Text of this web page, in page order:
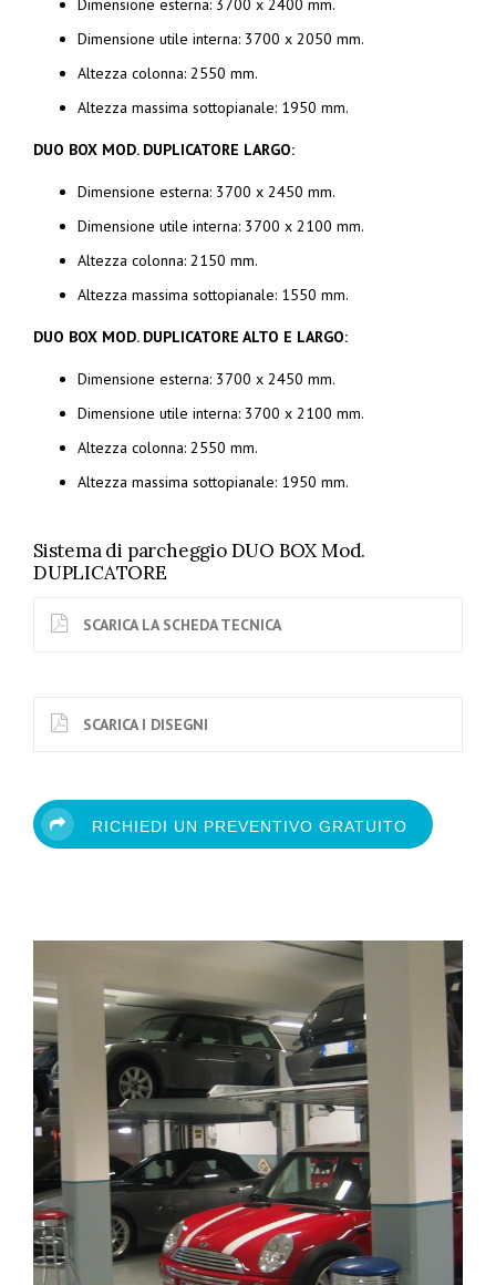
Dimensione esterna: 3700 x 2400 mm.
Dimensione utile interna: 3700 x 2050 mm.
Altezza colonna: 2550 mm.
Altezza massima sottopianale: 1950 mm.
DUO BOX MOD. DUPLICATORE LARGO:
Dimensione esterna: 3700 x 2450 mm.
Dimensione utile interna: 3700 x 2100 mm.
Altezza colonna: 2150 mm.
Altezza massima sottopianale: 1550 mm.
DUO BOX MOD. DUPLICATORE ALTO E LARGO:
Dimensione esterna: 3700 x 2450 mm.
Dimensione utile interna: 3700 x 2100 mm.
Altezza colonna: 2550 mm.
Altezza massima sottopianale: 1950 mm.
Sistema di parcheggio DUO BOX Mod.
DUPLICATORE
SCARICA LA SCHEDA TECNICA
SCARICA I DISEGNI
RICHIEDI UN PREVENTIVO GRATUITO